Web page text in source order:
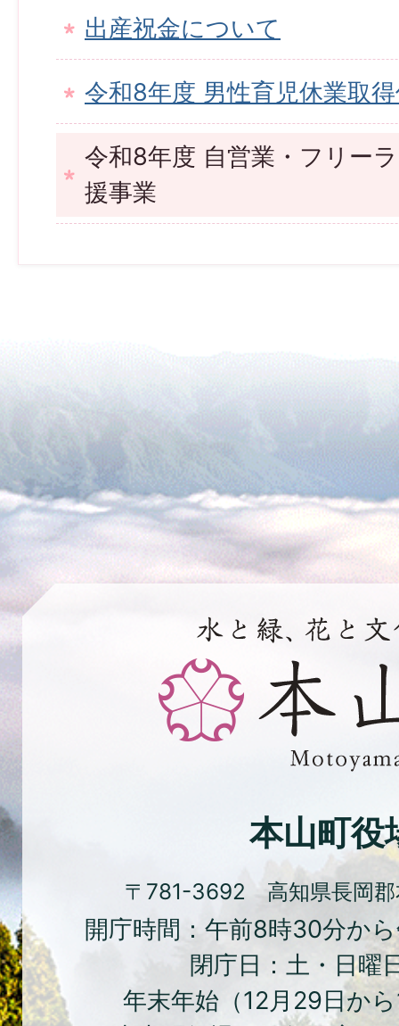
出産祝金について
令和8年度 男性育児休業取
令和8年度 自営業・フリー
援事業
水
緑、
花
と
化
の
ま
ち
本
山
町
本山町役
〒781-3692 高知県長岡郡
開庁時間：午前8時30分か
閉庁日：土・日曜
年末年始（12月29日か